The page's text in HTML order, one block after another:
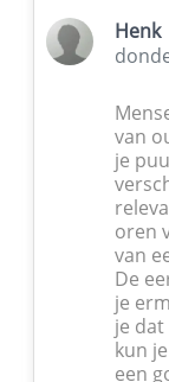
Henk
van
je
oren
van
De
je
je
kun
een